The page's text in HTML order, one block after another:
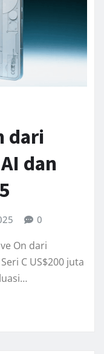
dari
dan
0
On dari
C US$200 juta